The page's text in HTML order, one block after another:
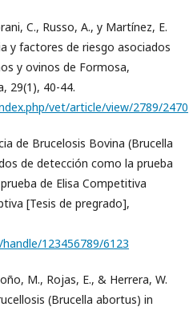
C., Russo, A., y Martínez, E.
y factores de riesgo asociados
y ovinos de Formosa,
29(1), 40-44.
vet/article/view/2789/2470
de Brucelosis Bovina (Brucella
de detección como la prueba
de Elisa Competitiva
[Tesis de pregrado],
123456789/6123
M., Rojas, E., & Herrera, W.
(Brucella abortus) in